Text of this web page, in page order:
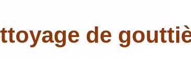
de